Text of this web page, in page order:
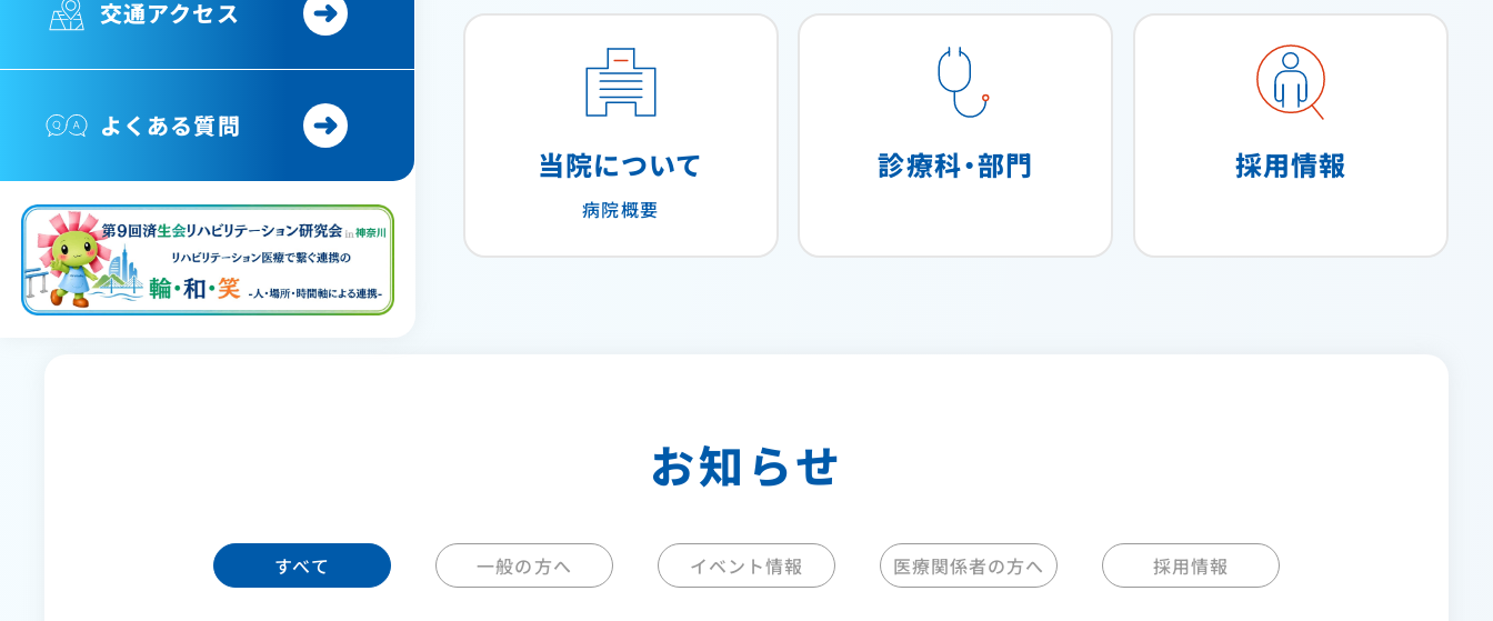
交通アクセス
よくある質問
当院について
病院概要
診療科・部門 採用情報
お知らせ
すべて 一般の方へ イベント情報 医療関係者の方へ 採用情報